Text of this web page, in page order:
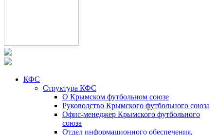
КФС
Структура КФС
О Крымском футбольном союзе
Руководство Крымского футбольного союза
Офис-менеджер Крымского футбольного
союза
Отдел информационного обеспечения,